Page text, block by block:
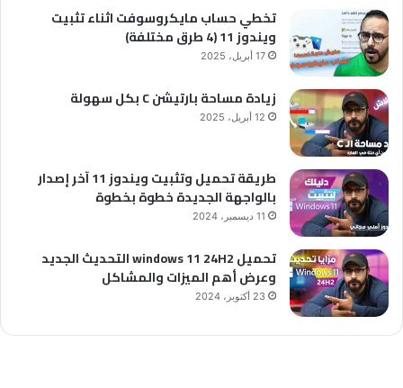
تخطي حساب مايكروسوفت اثناء تثبيت
ويندوز 11 (4 طرق مختلفة)
17 أبريل، 2025
زيادة مساحة بارتيشن C بكل سهولة
12 أبريل، 2025
طريقة تحميل وتثبيت ويندوز 11 آخر إصدار
بالواجهة الجديدة خطوة بخطوة
11 ديسمبر، 2024
تحميل windows 11 24H2 التحديث الجديد
وعرض أهم الميزات والمشاكل
23 أكتوبر، 2024